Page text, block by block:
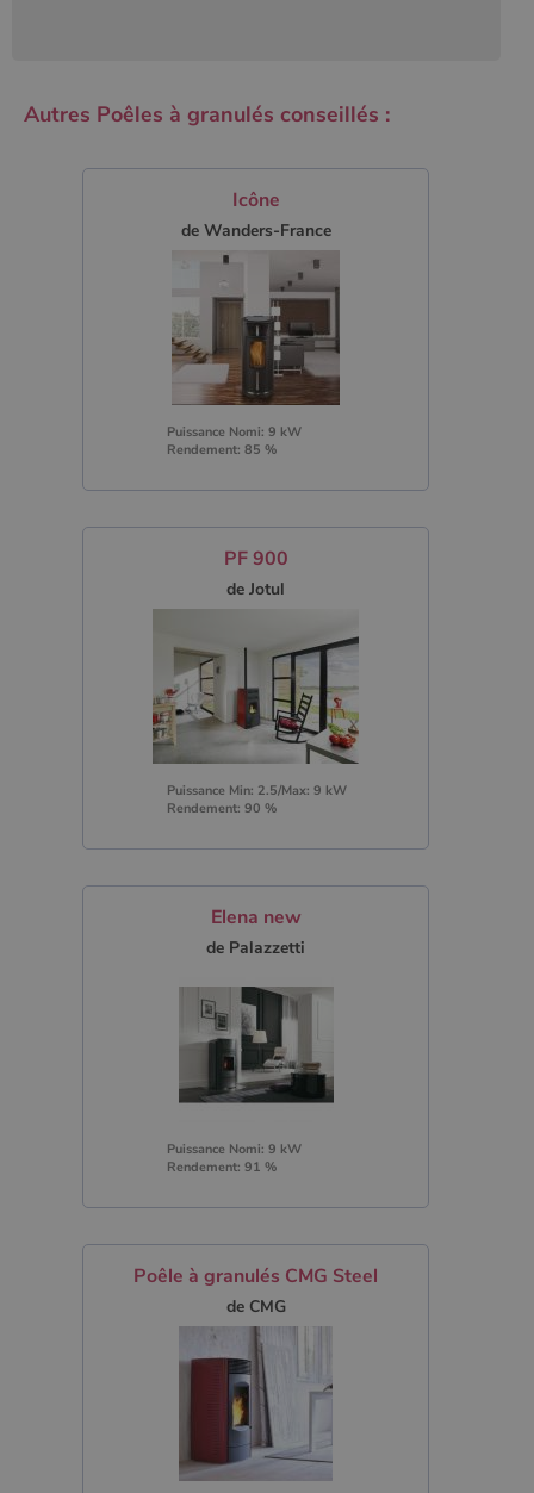
Autres Poêles à granulés conseillés :
Icône
de Wanders-France
Puissance Nomi: 9 kW
Rendement: 85 %
PF 900
de Jotul
Puissance Min: 2.5/Max: 9 kW
Rendement: 90 %
Elena new
de Palazzetti
Puissance Nomi: 9 kW
Rendement: 91 %
Poêle à granulés CMG Steel
de CMG